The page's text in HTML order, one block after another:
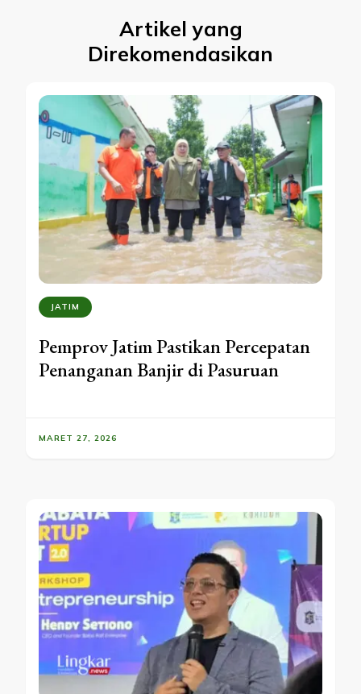
Artikel yang
Direkomendasikan
JATIM
Pemprov Jatim Pastikan Percepatan
Penanganan Banjir di Pasuruan
MARET 27, 2026